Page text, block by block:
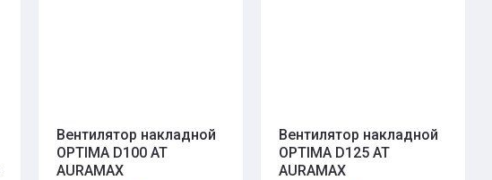
Вентилятор накладной
OPTIMA D100 AT
AURAMAX
Вентилятор накладной
OPTIMA D125 AT
AURAMAX